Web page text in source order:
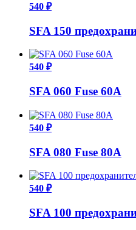
540 ₽
SFA 150
540 ₽
SFA 060 Fuse 60A
540 ₽
SFA 080 Fuse 80A
540 ₽
SFA 100